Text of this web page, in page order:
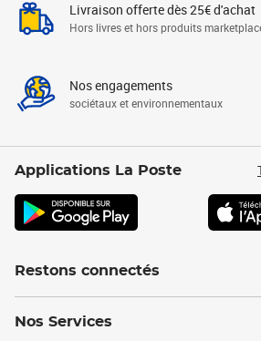
Livraison offerte dès 25€ d'achat
Hors livres et hors produits
Nos engagements
sociétaux et environnementaux
Applications La Poste
Restons connectés
Nos Services